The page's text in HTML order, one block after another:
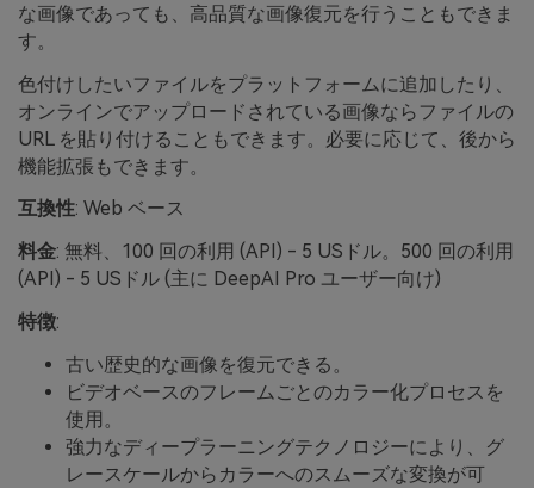
な画像であっても、高品質な画像復元を行うこともできま
す。
色付けしたいファイルをプラットフォームに追加したり、
オンラインでアップロードされている画像ならファイルの
URL を貼り付けることもできます。必要に応じて、後から
機能拡張もできます。
互換性: Web ベース
料金: 無料、100 回の利用 (API) - 5 USドル。500 回の利用
(API) - 5 USドル (主に DeepAI Pro ユーザー向け)
特徴:
古い歴史的な画像を復元できる。
ビデオベースのフレームごとのカラー化プロセスを
使用。
強力なディープラーニングテクノロジーにより、グ
レースケールからカラーへのスムーズな変換が可